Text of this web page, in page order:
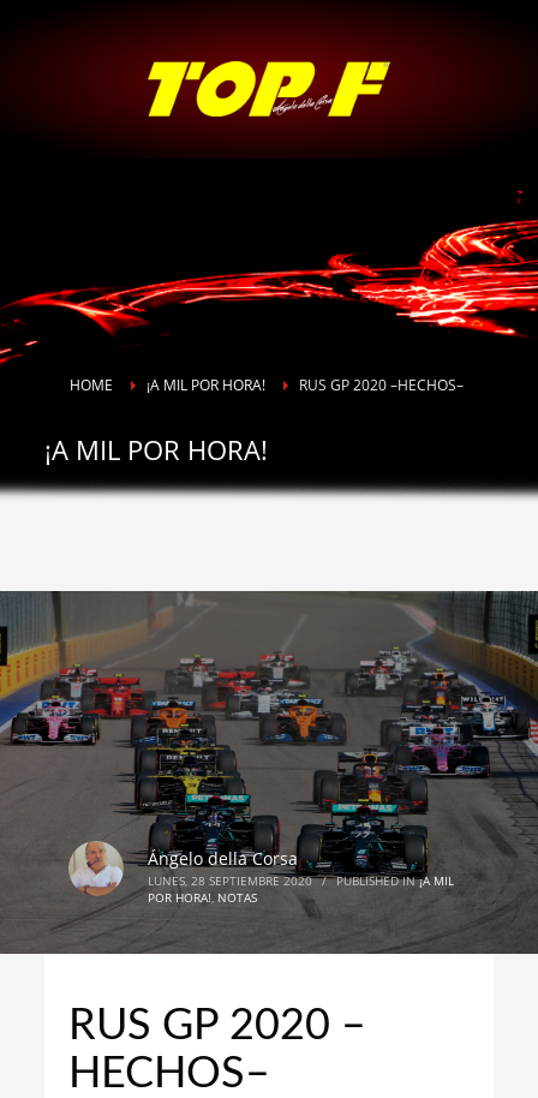
HOME ¡A MIL POR HORA! RUS GP 2020 –HECHOS–
¡A MIL POR HORA!
Ángelo della Corsa
LUNES, 28 SEPTIEMBRE 2020 / PUBLISHED IN¡A MIL
POR HORA!, NOTAS
RUS GP 2020 –
HECHOS–